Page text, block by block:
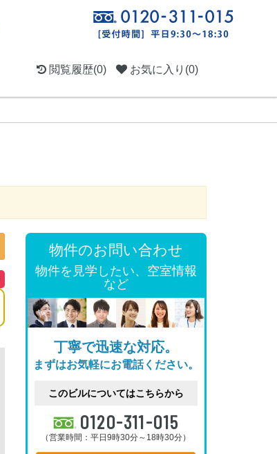
閲覧履歴(0) お気に入り (0)
物件のお問い合わせ
物件を見学したい、空室情報
など
丁寧で迅速な対応。
まずはお気軽にお電話ください。
このビルについてはこちらから
0120-311-015
（営業時間：平日9時30分～18時30分）